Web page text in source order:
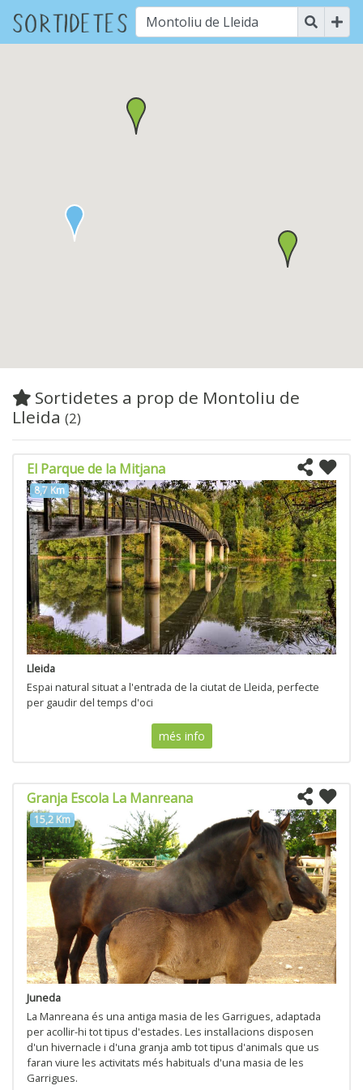
Sortidetes a prop de Montoliu de
Lleida (2)
El Parque de la Mitjana
8,7 Km
Lleida
Espai natural situat a l'entrada de la ciutat de Lleida, perfecte
per gaudir del temps d'oci
més info
Granja Escola La Manreana
15,2 Km
Juneda
La Manreana és una antiga masia de les Garrigues, adaptada
per acollir-hi tot tipus d'estades. Les instal·lacions disposen
d'un hivernacle i d'una granja amb tot tipus d'animals que us
faran viure les activitats més habituals d'una masia de les
Garrigues.